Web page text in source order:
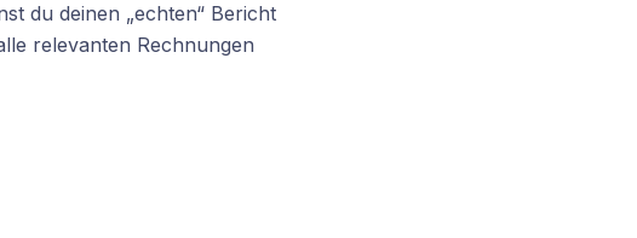
du deinen „echten“ Bericht
relevanten Rechnungen